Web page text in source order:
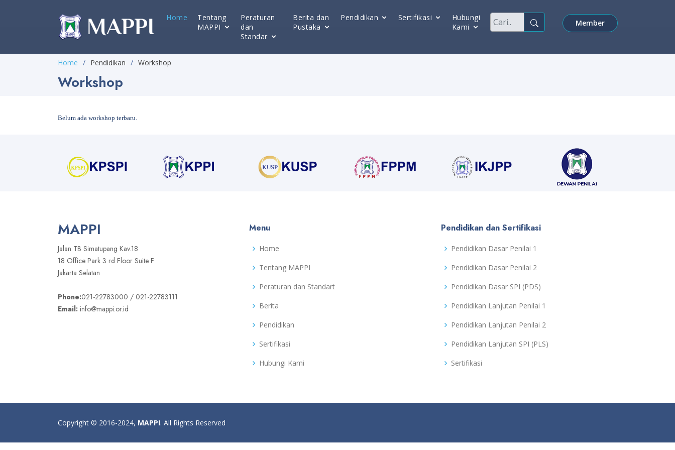
Home
Tentang
MAPPI
Peraturan
dan
Standar
Berita dan
Pustaka
Pendidikan Sertifikasi
Hubungi
Kami
Member
Home Pendidikan Workshop
Workshop
Belum ada workshop terbaru.
MAPPI
Jalan TB Simatupang Kav.18
18 Office Park 3 rd Floor Suite F
Jakarta Selatan
Phone:021-22783000 / 021-22783111
Email: info@mappi.or.id
Menu
Home
Tentang MAPPI
Peraturan dan Standart
Berita
Pendidikan
Sertifikasi
Hubungi Kami
Pendidikan dan Sertifikasi
Pendidikan Dasar Penilai 1
Pendidikan Dasar Penilai 2
Pendidikan Dasar SPI (PDS)
Pendidikan Lanjutan Penilai 1
Pendidikan Lanjutan Penilai 2
Pendidikan Lanjutan SPI (PLS)
Sertifikasi
Copyright © 2016-2024, MAPPI. All Rights Reserved